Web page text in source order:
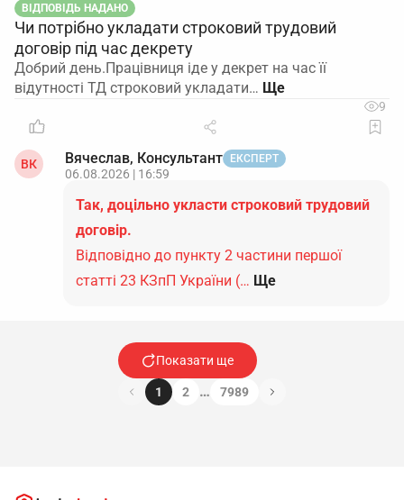
ВІДПОВІДЬ НАДАНО
Чи потрібно укладати строковий трудовий
договір під час декрету
Добрий день.Працівниця іде у декрет на час її
відутності ТД строковий укладати…
9
ВК Вячеслав, Консультант ЕКСПЕРТ
06.08.2026 | 16:59
Так, доцільно укласти строковий трудовий
договір.
Відповідно до пункту 2 частини першої
статті 23 КЗпП України (… Ще
Показати ще
1 2 … 7989